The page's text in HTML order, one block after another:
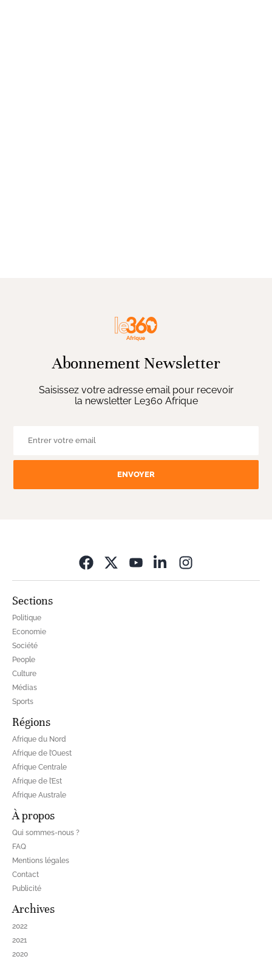
Abonnement Newsletter
Saisissez votre adresse email pour recevoir
la newsletter Le360 Afrique
ENVOYER
Sections
Politique
Economie
Société
People
Culture
Médias
Sports
Régions
Afrique du Nord
Afrique de l’Ouest
Afrique Centrale
Afrique de l’Est
Afrique Australe
À propos
Qui sommes-nous ?
FAQ
Mentions légales
Contact
Publicité
Archives
2022
2021
2020